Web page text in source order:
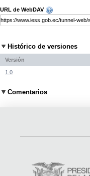
URL de WebDAV
Histórico de versiones
Versión
1.0
Comentarios